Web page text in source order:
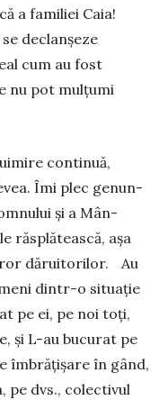
a familiei Caia!
declanșeze
cum au fost
nu pot mulțumi
continuă,
Îmi plec ge­nun­
și a Mân­
răsplă­teas­că, așa
dărui­torilor. Au
dintr-o situație
pe ei, pe noi toți,
și L-au bucurat pe
îmbrățișare în gând,
pe dvs., colec­tivul